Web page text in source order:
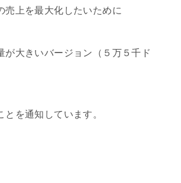
売上を最大化したいために
が大きいバージョン（５万５千ド
を通知しています。